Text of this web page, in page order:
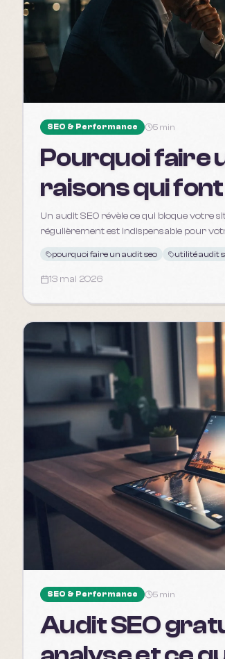
SEO & Performance 5 min
Pourquoi faire
raisons qui
Un audit SEO révèle ce qui bloque votre
régulièrement est indispensable pour
pourquoi faire un audit seo utilité audit
13 mai 2026
SEO & Performance 5 min
Audit SEO